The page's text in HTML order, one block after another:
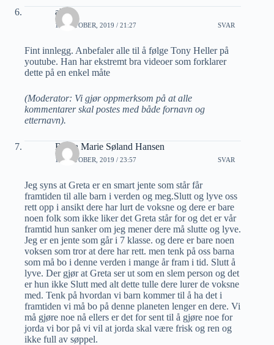
alex
14 OKTOBER, 2019 / 21:27 SVAR
Fint innlegg. Anbefaler alle til å følge Tony Heller på
youtube. Han har ekstremt bra videoer som forklarer
dette på en enkel måte
(Moderator: Vi gjør oppmerksom på at alle
kommentarer skal postes med både fornavn og
etternavn).
Ronja Marie Søland Hansen
19 OKTOBER, 2019 / 23:57 SVAR
Jeg syns at Greta er en smart jente som står får
framtiden til alle barn i verden og meg.Slutt og lyve oss
rett opp i ansikt dere har lurt de voksne og dere er bare
noen folk som ikke liker det Greta står for og det er vår
framtid hun sanker om jeg mener dere må slutte og lyve.
Jeg er en jente som går i 7 klasse. og dere er bare noen
voksen som tror at dere har rett. men tenk på oss barna
som må bo i denne verden i mange år fram i tid. Slutt å
lyve. Der gjør at Greta ser ut som en slem person og det
er hun ikke Slutt med alt dette tulle dere lurer de voksne
med. Tenk på hvordan vi barn kommer til å ha det i
framtiden vi må bo på denne planeten lenger en dere. Vi
må gjøre noe nå ellers er det for sent til å gjøre noe for
jorda vi bor på vi vil at jorda skal være frisk og ren og
ikke full av søppel.